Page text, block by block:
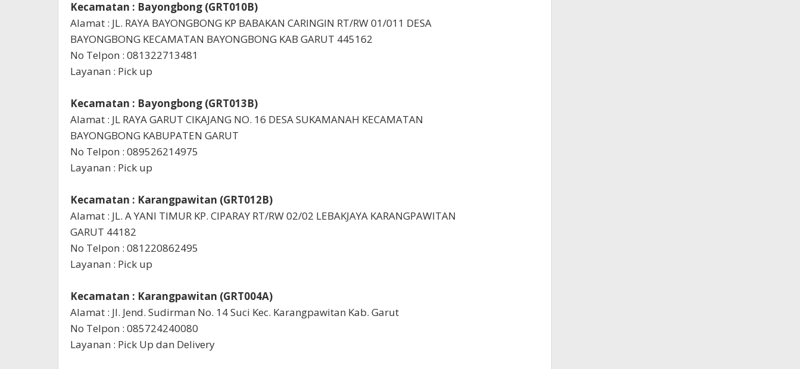
Kecamatan : Bayongbong (GRT010B)
Alamat : JL. RAYA BAYONGBONG KP BABAKAN CARINGIN RT/RW 01/011 DESA
BAYONGBONG KECAMATAN BAYONGBONG KAB GARUT 445162
No Telpon : 081322713481
Layanan : Pick up
Kecamatan : Bayongbong (GRT013B)
Alamat : JL RAYA GARUT CIKAJANG NO. 16 DESA SUKAMANAH KECAMATAN
BAYONGBONG KABUPATEN GARUT
No Telpon : 089526214975
Layanan : Pick up
Kecamatan : Karangpawitan (GRT012B)
Alamat : JL. A YANI TIMUR KP. CIPARAY RT/RW 02/02 LEBAKJAYA KARANGPAWITAN
GARUT 44182
No Telpon : 081220862495
Layanan : Pick up
Kecamatan : Karangpawitan (GRT004A)
Alamat : Jl. Jend. Sudirman No. 14 Suci Kec. Karangpawitan Kab. Garut
No Telpon : 085724240080
Layanan : Pick Up dan Delivery